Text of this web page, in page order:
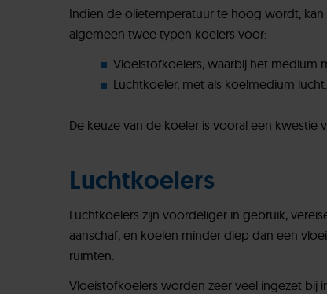
Indien de olietemperatuur te hoog wordt,
algemeen twee typen koelers voor:
Vloeistofkoelers, waarbij het medium
Luchtkoeler, met als koelmedium lucht.
De keuze van de koeler is vooral een
Luchtkoelers
Luchtkoelers zijn voordeliger in gebruik,
aanschaf, en koelen minder diep dan een
ruimten.
Vloeistofkoelers worden zeer veel ingezet bij